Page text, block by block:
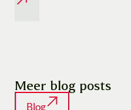
Meer blog posts
Blog